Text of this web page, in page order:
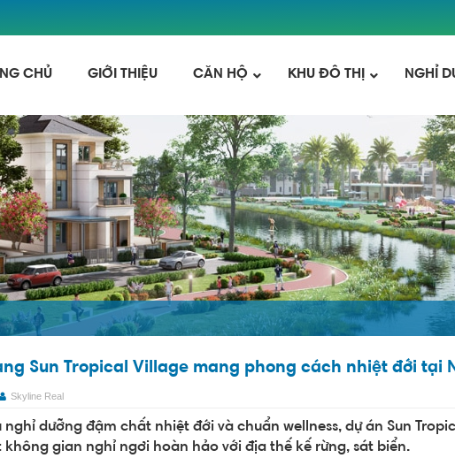
CHỦ GIỚI THIỆU CĂN HỘ KHU ĐÔ THỊ NGHỈ
Sun Tropical Village mang phong cách nhiệt đới tại
Skyline Real
nghỉ dưỡng đậm chất nhiệt đới và chuẩn wellness, dự án Sun
không gian nghỉ ngơi hoàn hảo với địa thế kế rừng, sát biển.